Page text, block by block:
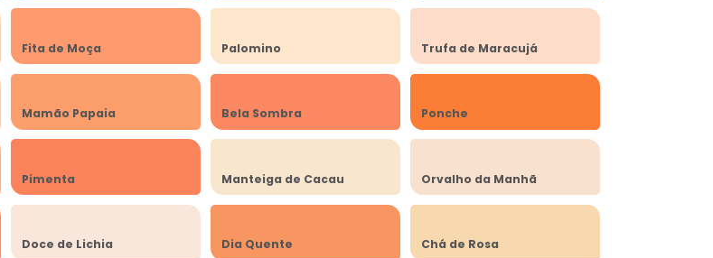
Fita de Moça Palomino Trufa de Maracujá
Mamão Papaia Bela Sombra Ponche
Pimenta Manteiga de Cacau Orvalho da Manhã
Doce de Lichia Dia Quente Chá de Rosa